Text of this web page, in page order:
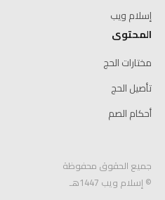
إسلام ويب
المحتوى
مختارات الحج
تأصيل الحج
أحكام الصم
جميع الحقوق محفوظة
© إسلام ويب 1447هـ